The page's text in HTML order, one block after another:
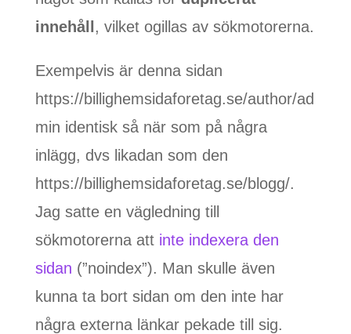
innehåll
, vilket ogillas av sökmotorerna.
Exempelvis är denna sidan
https://billighemsidaforetag.se/author/ad
min identisk så när som på några
inlägg, dvs likadan som den
https://billighemsidaforetag.se/blogg/.
Jag satte en vägledning till
sökmotorerna att inte indexera den
sidan (”noindex”). Man skulle även
kunna ta bort sidan om den inte har
några externa länkar pekade till sig.